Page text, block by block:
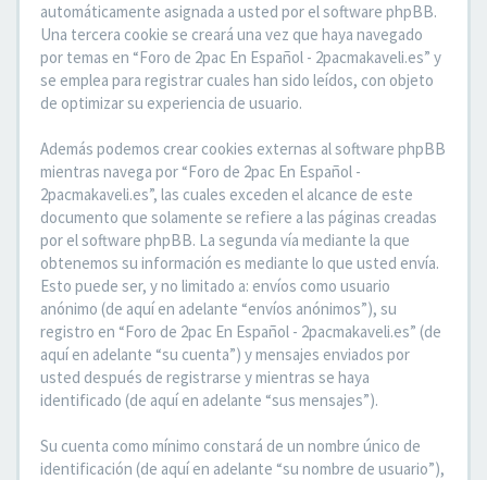
automáticamente asignada a usted por el software phpBB.
Una tercera cookie se creará una vez que haya navegado
por temas en “Foro de 2pac En Español - 2pacmakaveli.es” y
se emplea para registrar cuales han sido leídos, con objeto
de optimizar su experiencia de usuario.
Además podemos crear cookies externas al software phpBB
mientras navega por “Foro de 2pac En Español -
2pacmakaveli.es”, las cuales exceden el alcance de este
documento que solamente se refiere a las páginas creadas
por el software phpBB. La segunda vía mediante la que
obtenemos su información es mediante lo que usted envía.
Esto puede ser, y no limitado a: envíos como usuario
anónimo (de aquí en adelante “envíos anónimos”), su
registro en “Foro de 2pac En Español - 2pacmakaveli.es” (de
aquí en adelante “su cuenta”) y mensajes enviados por
usted después de registrarse y mientras se haya
identificado (de aquí en adelante “sus mensajes”).
Su cuenta como mínimo constará de un nombre único de
identificación (de aquí en adelante “su nombre de usuario”),